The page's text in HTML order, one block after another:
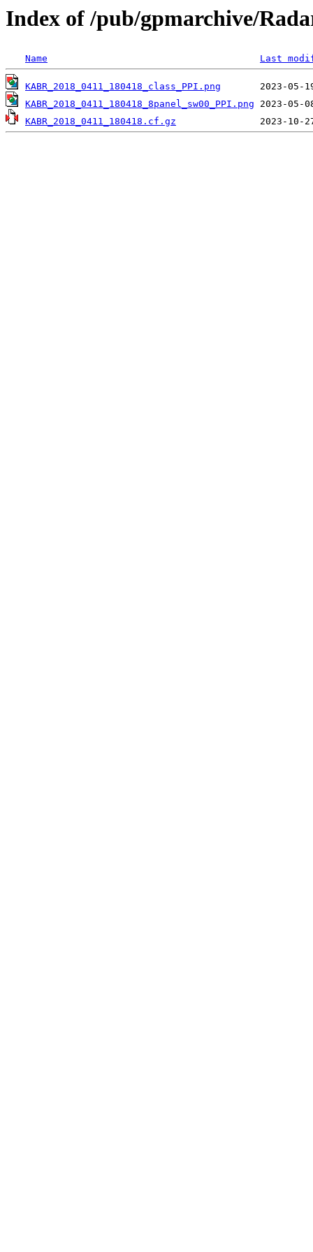
Index of /pub/gpmarchive/
Name Last
KABR_2018_0411_180418_class_PPI.png
KABR_2018_0411_180418_8panel_sw00_PPI.png
KABR_2018_0411_180418.cf.gz